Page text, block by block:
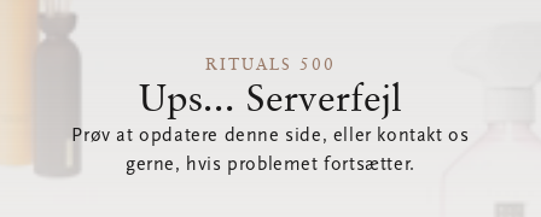
RITUALS 500
Ups... Serverfejl
Prøv at opdatere denne side, eller kontakt os
gerne, hvis problemet fortsætter.